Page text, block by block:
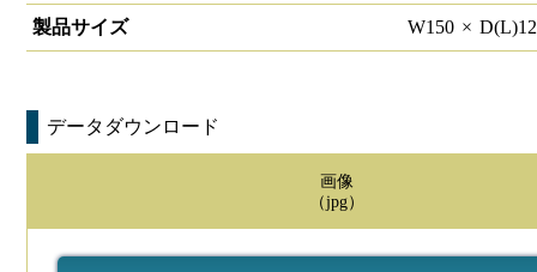
製品サイズ W150 × D(L)
データダウンロード
画像
（jpg）